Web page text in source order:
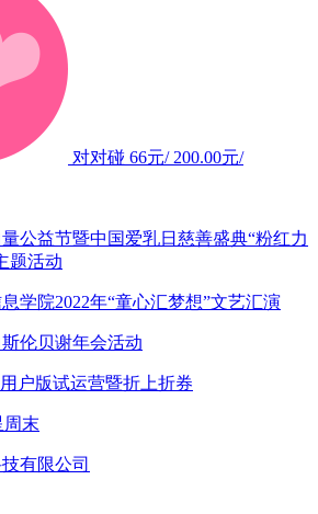
对对碰 66元/ 200.00元/
公益节暨中国爱乳日慈善盛典“粉红力
题活动
学院2022年“童心汇梦想”文艺汇演
伦贝谢年会活动
户版试运营暨折上折券
周末
有限公司